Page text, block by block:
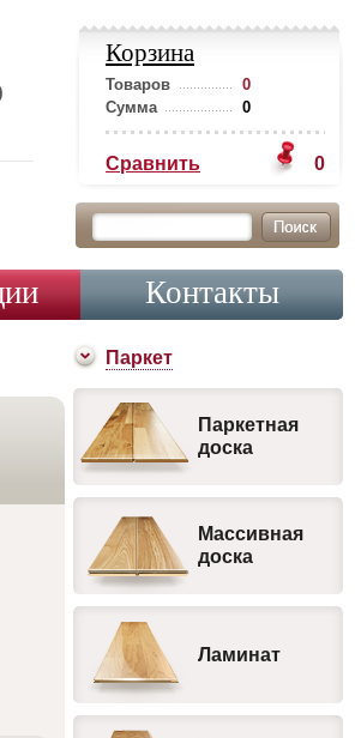
Корзина
Товаров
0
Сумма
0
Сравнить 0
Контакты
Паркет
Паркетная
доска
Массивная
доска
Ламинат